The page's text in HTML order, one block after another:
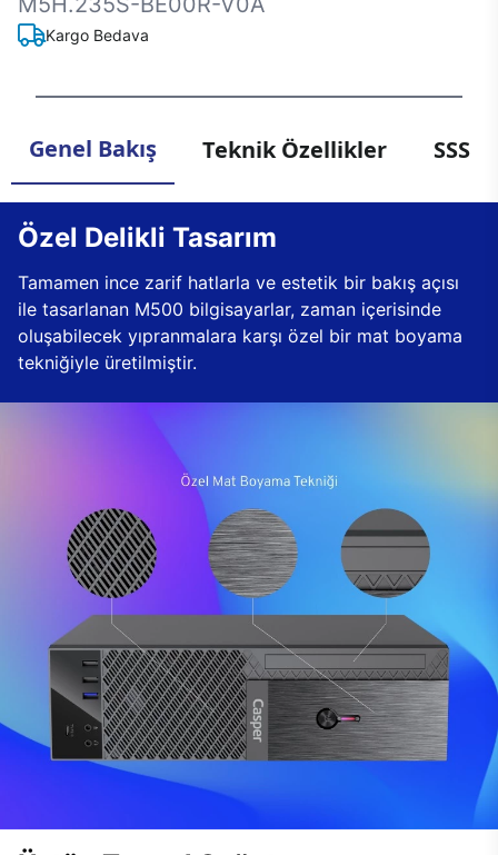
Kargo Bedava
Genel Bakış Teknik Özellikler SSS
Özel Delikli Tasarım
Tamamen ince zarif hatlarla ve estetik bir bakış açısı
ile tasarlanan M500 bilgisayarlar, zaman içerisinde
oluşabilecek yıpranmalara karşı özel bir mat boyama
tekniğiyle üretilmiştir.